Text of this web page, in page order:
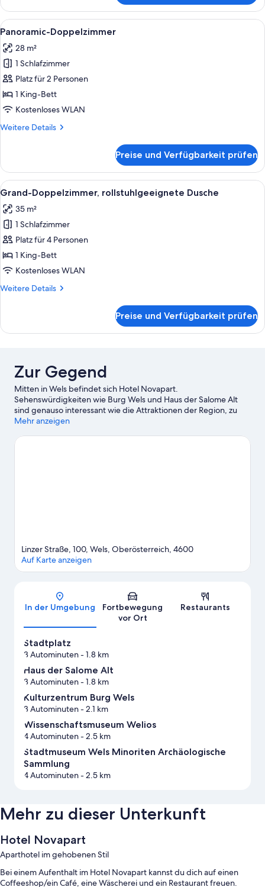
Doppelzimmer
Alle
Fotos
für
Panoramic-
Doppelzimmer
anzeigen
Ein modernes Hotelzimmer mit
13
Panoramic-Doppelzimmer
28 m²
1 Schlafzimmer
Platz für 2 Personen
1 King-Bett
Kostenloses WLAN
Weitere Details
Weitere
Doppelzimmer
Preise und Verfügbarkeit prüfen
Alle
Fotos
für
Grand-
Doppelzimmer,
rollstuhlgeeignete
Dusche
Ein modernes Hotelzimmer mit
9
Grand-Doppelzimmer, rollstuhlgeeignete Dusche
35 m²
1 Schlafzimmer
Platz für 4 Personen
1 King-Bett
Kostenloses WLAN
Weitere Details
Weitere
Doppelzimmer,
Preise und Verfügbarkeit prüfen
Zur Gegend
Mitten in Wels befindet sich Hotel Novapart.
Sehenswürdigkeiten wie Burg Wels und Haus der Salome Alt
sind genauso interessant wie die Attraktionen der Region, zu
denen Kulturzentrum Burg Wels und Wissenschaftsmuseum
Highlights: Freizeitzentrum Marchtrenk und Zoo Schmiding.
Mehr anzeigen
Karte
Linzer Straße, 100, Wels, Oberösterreich, 4600
Auf Karte anzeigen
In der Umgebung
Fortbewegung
vor Ort
Restaurants
Stadtplatz
3 Autominuten- 1.8 km
Haus der Salome Alt
3 Autominuten- 1.8 km
Kulturzentrum Burg Wels
3 Autominuten- 2.1 km
Wissenschaftsmuseum Welios
4 Autominuten- 2.5 km
Stadtmuseum Wels Minoriten Archäologische
Sammlung
4 Autominuten- 2.5 km
Mehr zu dieser Unterkunft
Hotel Novapart
Aparthotel im gehobenen Stil
Bei einem Aufenthalt im Hotel Novapart kannst du dich auf einen
Coffeeshop/ein Café, eine Wäscherei und ein Restaurant freuen.